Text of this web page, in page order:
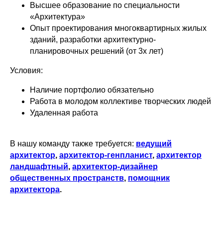
Высшее образование по специальности
«Архитектура»
Опыт проектирования многоквартирных жилых
зданий, разработки архитектурно-
планировочных решений (от 3х лет)
Условия:
Наличие портфолио обязательно
Работа в молодом коллективе творческих людей
Удаленная работа
В нашу команду также требуется: ведущий
архитектор, архитектор-генпланист, архитектор
ландшафтный, архитектор-дизайнер
общественных пространств, помощник
архитектора.